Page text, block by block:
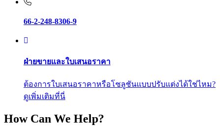
66-2-248-8306-9
ฝ่ายขายและใบเสนอราคา
ต้องการใบเสนอราคาหรือโซลูชันแบบปรับแต่งได้ใช่ไหม?
ดูเพิ่มเติมที่นี่
How Can We Help?